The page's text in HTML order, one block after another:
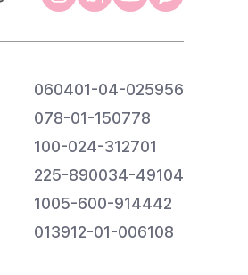
060401-04-025956
078-01-150778
100-024-312701
225-890034-49104
1005-600-914442
013912-01-006108